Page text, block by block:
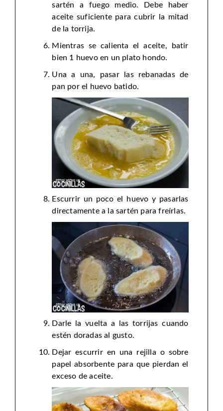
sartén a fuego medio. Debe haber
aceite suficiente para cubrir la mitad
de la torrija.
Mientras se calienta el aceite, batir
bien 1 huevo en un plato hondo.
Una a una, pasar las rebanadas de
pan por el huevo batido.
Escurrir un poco el huevo y pasarlas
directamente a la sartén para freírlas.
Darle la vuelta a las torrijas cuando
estén doradas al gusto.
Dejar escurrir en una rejilla o sobre
papel absorbente para que pierdan el
exceso de aceite.